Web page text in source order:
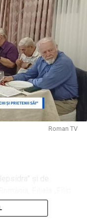
de apă cu o
de 24 dde ore, iar
stocuri cu apă
reprezentanții
unele măsuri
și economia
la nivel
în stare de alertă
în afara orelor de
Roman TV
este părintele
iulie a fost centrat